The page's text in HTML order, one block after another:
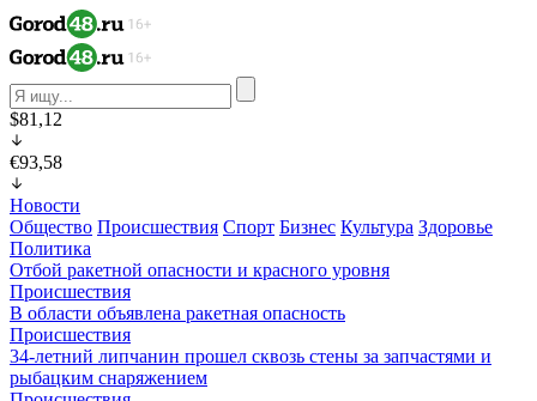
$81,12
€93,58
Новости
Общество Происшествия Спорт Бизнес Культура Здоровье
Политика
Отбой ракетной опасности и красного уровня
Происшествия
В области объявлена ракетная опасность
Происшествия
34-летний липчанин прошел сквозь стены за запчастями и
рыбацким снаряжением